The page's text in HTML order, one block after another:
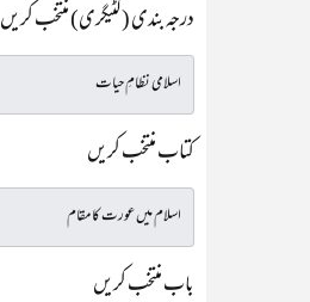
درجہ بندی (کٹیگری) منتخب کریں
کتاب منتخب کریں
باب منتخب کریں